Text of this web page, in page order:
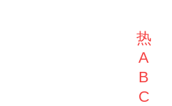
热
A
B
C